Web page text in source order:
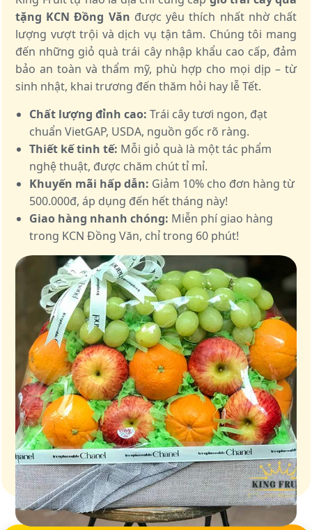
tặng KCN Đồng Văn được yêu thích nhất nhờ chất
lượng vượt trội và dịch vụ tận tâm. Chúng tôi mang
đến những giỏ quà trái cây nhập khẩu cao cấp, đảm
bảo an toàn và thẩm mỹ, phù hợp cho mọi dịp – từ
sinh nhật, khai trương đến thăm hỏi hay lễ Tết.
Chất lượng đỉnh cao: Trái cây tươi ngon, đạt
chuẩn VietGAP, USDA, nguồn gốc rõ ràng.
Thiết kế tinh tế: Mỗi giỏ quà là một tác phẩm
nghệ thuật, được chăm chút tỉ mỉ.
Khuyến mãi hấp dẫn: Giảm 10% cho đơn hàng từ
500.000đ, áp dụng đến hết tháng này!
Giao hàng nhanh chóng: Miễn phí giao hàng
trong KCN Đồng Văn, chỉ trong 60 phút!
Giỏ quà – Tinh hoa từ trái cây tươi ngon